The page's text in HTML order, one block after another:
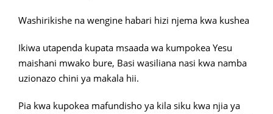
Washirikishe na wengine habari hizi njema kwa kushea
Ikiwa utapenda kupata msaada wa kumpokea Yesu
maishani mwako bure, Basi wasiliana nasi kwa namba
uzionazo chini ya makala hii.
Pia kwa kupokea mafundisho ya kila siku kwa njia ya